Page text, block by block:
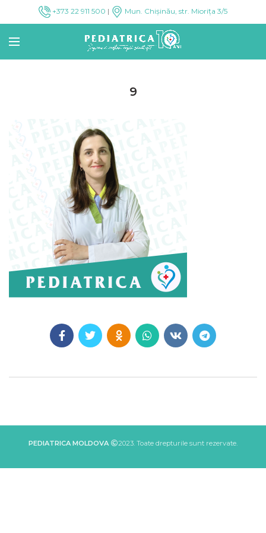
+373 22 911 500 | Mun. Chișinău, str. Miorița 3/5
9
PEDIATRICA MOLDOVA 2023. Toate drepturile sunt rezervate.